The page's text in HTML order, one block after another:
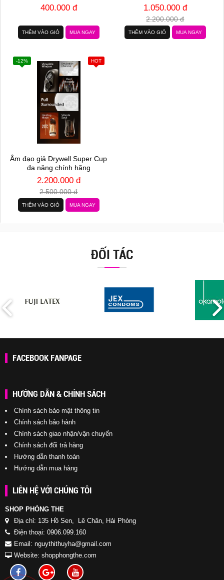
400.000 đ
THÊM VÀO GIỎ MUA NGAY
1.050.000 đ
2.200.000 đ
THÊM VÀO GIỎ MUA NGAY
HOT
-12%
Âm đạo giả Drywell Super Cup
đa năng chính hãng
2.200.000 đ
2.500.000 đ
THÊM VÀO GIỎ MUA NGAY
ĐỐI TÁC
FACEBOOK FANPAGE
HƯỚNG DẪN & CHÍNH SÁCH
Chính sách bảo mật thông tin
Chính sách bảo hành
Chính sách giao nhận/vận chuyển
Chính sách đổi trả hàng
Hướng dẫn thanh toán
Hướng dẫn mua hàng
LIÊN HỆ VỚI CHÚNG TÔI
SHOP PHÒNG THE
Địa chỉ: 135 Hồ Sen, Lê Chân, Hải Phòng
Điện thoại: 0906.099.160
Email: nguythithuyha@gmail.com
Website: shopphongthe.com